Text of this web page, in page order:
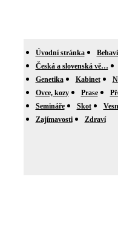
Úvodní stránka
Česká a slovenská vě…
Genetika
Kabinet
Ovce, kozy
Prase
Semináře
Skot
Zajímavosti
Zdraví